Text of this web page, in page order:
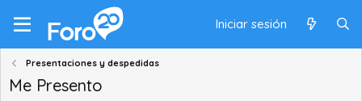
Iniciar sesión
Presentaciones y despedidas
Me Presento